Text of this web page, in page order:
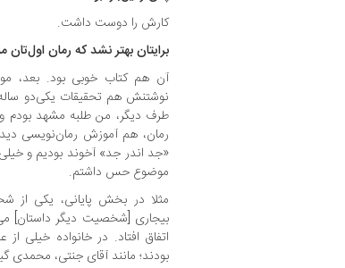
کارش را دوست داشت.
برایتان بهتر نشد که رمان
آن هم کتاب خوبی بود. بعد،
نوشتنش هم تحقیقات یکی‌دو
طرف دیگر، من طلبه مشهد بودم و
رمان، هم آموزش رمان‌نویسی
«جد اندر جد» آخوند بودیم و
موضوع حس داشتم.
مثلا در بخش پایانی، یکی از
بیجاری [شخصیت دیگر داستان]
اتفاق افتاد. در خانواده خیلی
بودند؛ مانند آقای جنتی، محمدی